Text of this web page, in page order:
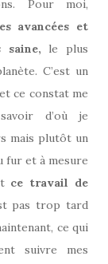
Pour moi,
avancées et
le plus
C’est un
ce constat me
d’où je
mais plutôt un
fur et à mesure
ce travail de
pas trop tard
ce qui
suivre mes